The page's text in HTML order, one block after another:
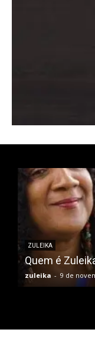
ZULEIKA
Quem é
zuleika - 9 de